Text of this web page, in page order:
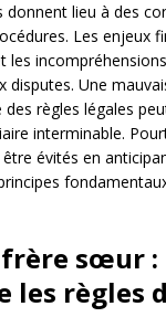
lieu à des
Les enjeux
les
disputes. Une
des règles légales
interminable.
évités en
frère sœur :
les règles